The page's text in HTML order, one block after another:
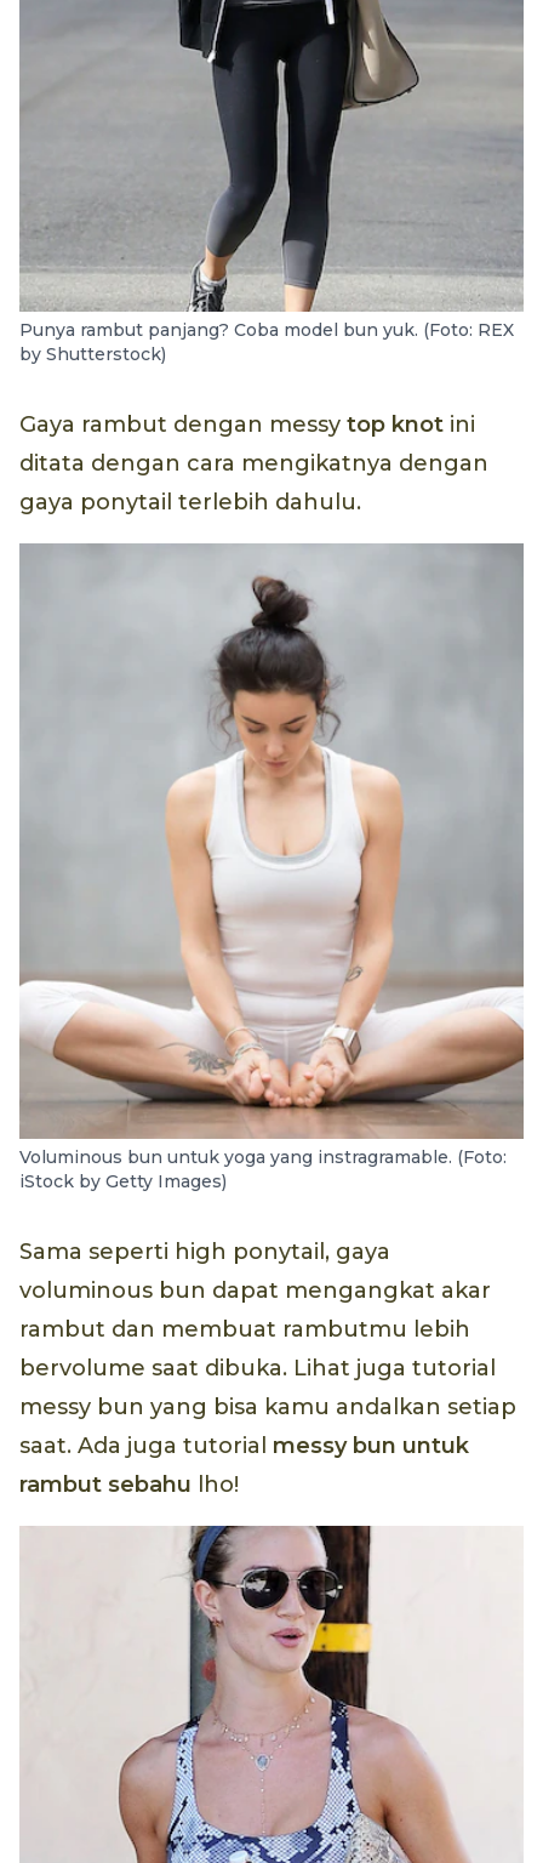
Punya rambut panjang? Coba model bun yuk. (Foto: REX
by Shutterstock)
Gaya rambut dengan messy top knot ini
ditata dengan cara mengikatnya dengan
gaya ponytail terlebih dahulu.
Voluminous bun untuk yoga yang instragramable. (Foto:
iStock by Getty Images)
Sama seperti high ponytail, gaya
voluminous bun dapat mengangkat akar
rambut dan membuat rambutmu lebih
bervolume saat dibuka. Lihat juga tutorial
messy bun yang bisa kamu andalkan setiap
saat. Ada juga tutorial messy bun untuk
rambut sebahu lho!